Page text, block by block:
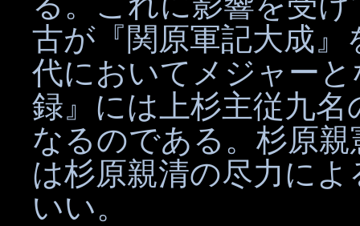
古が『関原軍記大成
代においてメジャー
録』には上杉主従九
なるのである。杉原
は杉原親清の尽力に
いい。